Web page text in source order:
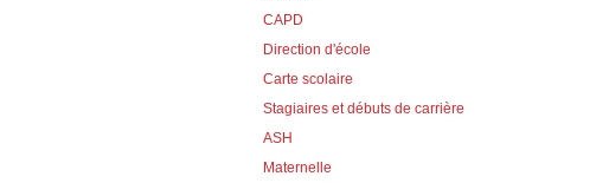
CAPD
Direction d'école
Carte scolaire
Stagiaires et débuts de carrière
ASH
Maternelle